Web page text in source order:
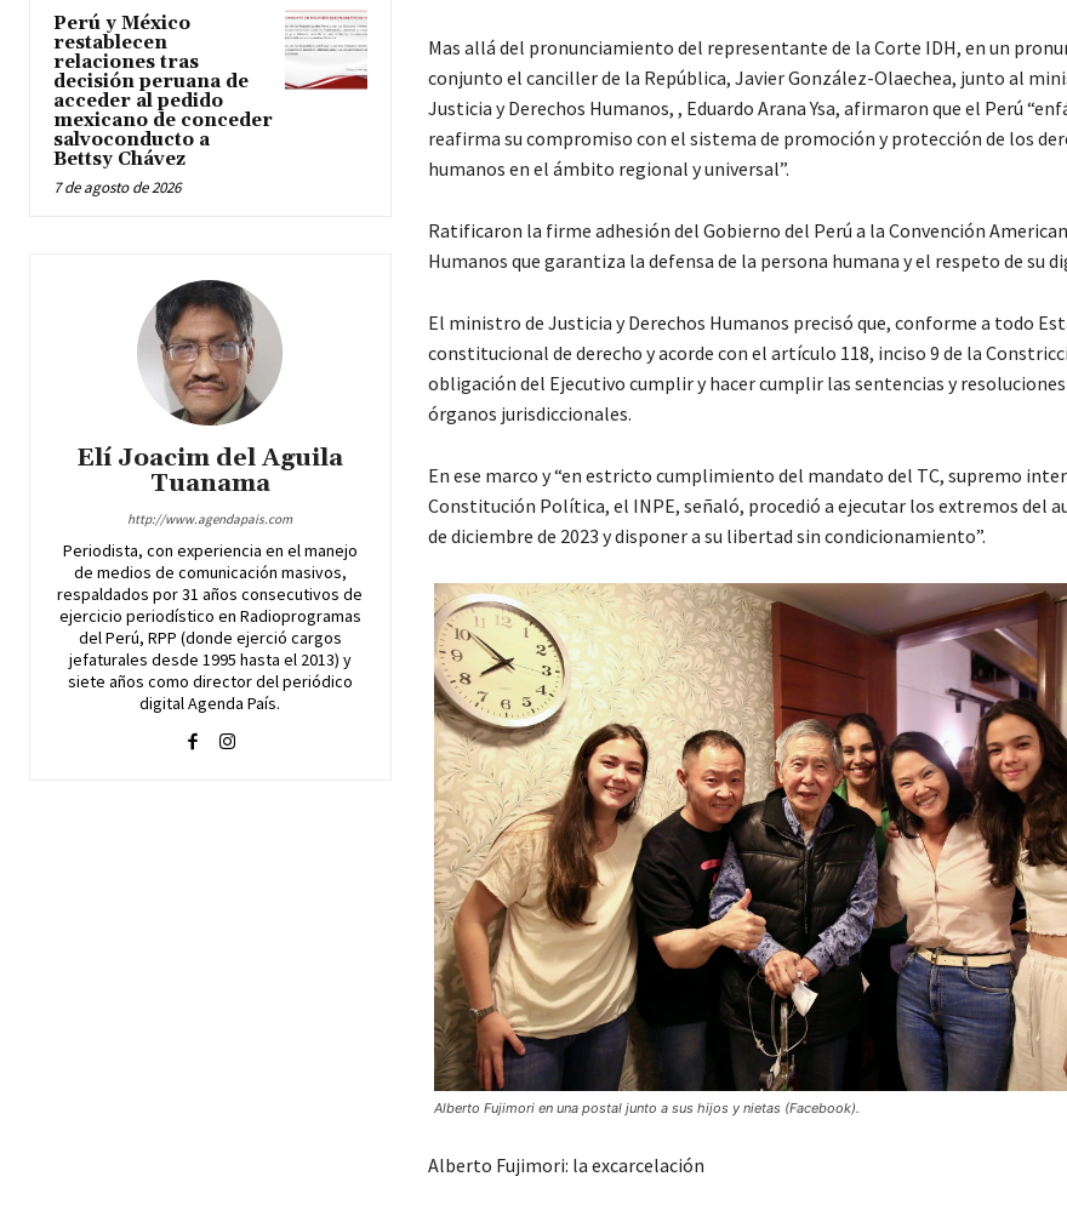
Perú y México
restablecen
relaciones tras
decisión peruana de
acceder al pedido
mexicano de conceder
salvoconducto a
Bettsy Chávez
7 de agosto de 2026
Elí Joacim del Aguila
Tuanama
http://www.agendapais.com
Periodista, con experiencia en el manejo
de medios de comunicación masivos,
respaldados por 31 años consecutivos de
ejercicio periodístico en Radioprogramas
del Perú, RPP (donde ejerció cargos
jefaturales desde 1995 hasta el 2013) y
siete años como director del periódico
digital Agenda País.
Mas allá del pronunciamiento del representante de la Corte IDH, en un
conjunto el canciller de la República, Javier González-Olaechea, junto al
Justicia y Derechos Humanos, , Eduardo Arana Ysa, afirmaron que el Perú
reafirma su compromiso con el sistema de promoción y protección de los
humanos en el ámbito regional y universal”.
Ratificaron la firme adhesión del Gobierno del Perú a la Convención
Humanos que garantiza la defensa de la persona humana y el respeto de su
El ministro de Justicia y Derechos Humanos precisó que, conforme a todo
constitucional de derecho y acorde con el artículo 118, inciso 9 de la
obligación del Ejecutivo cumplir y hacer cumplir las sentencias y
órganos jurisdiccionales.
En ese marco y “en estricto cumplimiento del mandato del TC, supremo
Constitución Política, el INPE, señaló, procedió a ejecutar los extremos del
de diciembre de 2023 y disponer a su libertad sin condicionamiento”.
Alberto Fujimori en una postal junto a sus hijos y nietas (Facebook).
Alberto Fujimori: la excarcelación